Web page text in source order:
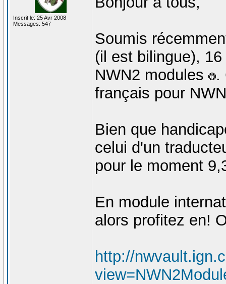
Inscrit le: 25 Avr 2008
Messages: 547
Soumis
(il est bilingue),
NWN2 modules
.
français pour
Bien que
celui d'un
pour le moment
En module
alors profitez en!
http://